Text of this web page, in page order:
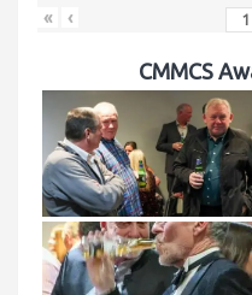
« ‹
CMMCS